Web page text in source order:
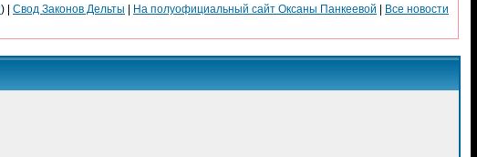
) | Cвод Законов Дельты На полуофициальный сайт Оксаны Панкеевой Все новости